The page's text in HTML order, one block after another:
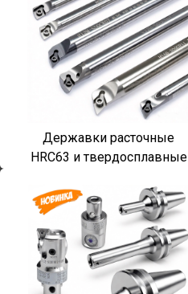
Державки расточные
HRC63 и твердосплавные